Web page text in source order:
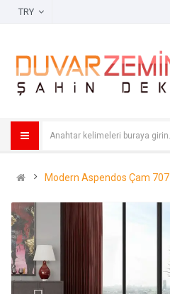
Modern Aspendos Çam 707